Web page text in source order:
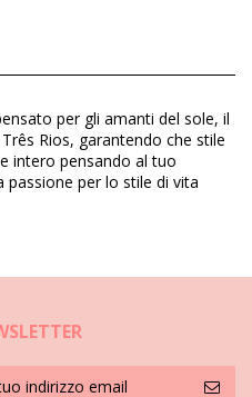
per gli amanti del sole, il
Rios, garantendo che stile
intero pensando al tuo
passione per lo stile di vita